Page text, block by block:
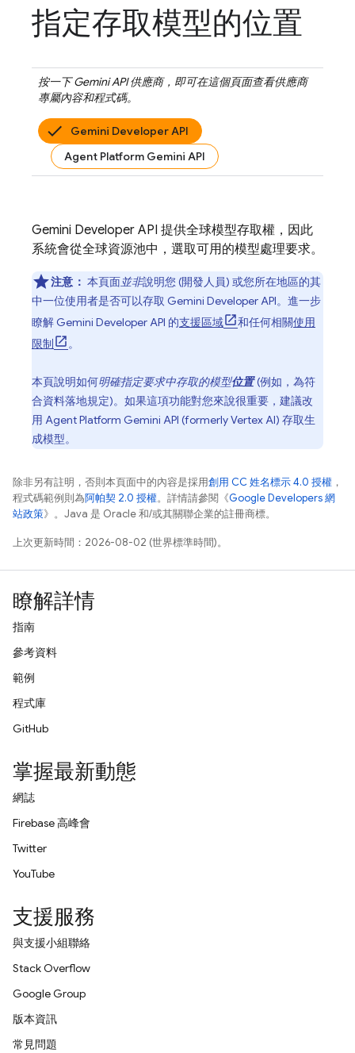
指定存取模型的位置
按一下Gemini API供應商，即可在這個頁面查看供應商
專屬內容和程式碼。
Gemini Developer API
Agent Platform Gemini API
Gemini Developer API 提供全球模型存取權，因此
系統會從全球資源池中，選取可用的模型處理要求。
注意： 本頁面並非說明您 (開發人員) 或您所在地區的其
中一位使用者是否可以存取 Gemini Developer API。進一步
瞭解 Gemini Developer API 的支援區域 和任何相關使用
限制
。
本頁說明如何明確指定要求中存取的模型位置(例如，為符
合資料落地規定)。如果這項功能對您來說很重要，建議改
用 Agent Platform Gemini API (formerly Vertex AI) 存取生
成模型。
除非另有註明，否則本頁面中的內容是採用創用 CC 姓名標示 4.0 授權 ，
程式碼範例則為阿帕契 2.0 授權。詳情請參閱《Google Developers 網
站政策》。Java 是 Oracle 和/或其關聯企業的註冊商標。
上次更新時間：2026-08-02 (世界標準時間)。
瞭解詳情
指南
參考資料
範例
程式庫
GitHub
掌握最新動態
網誌
Firebase 高峰會
Twitter
YouTube
支援服務
與支援小組聯絡
Stack Overflow
Google Group
版本資訊
常見問題